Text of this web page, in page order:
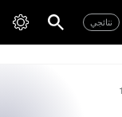
نتائجي